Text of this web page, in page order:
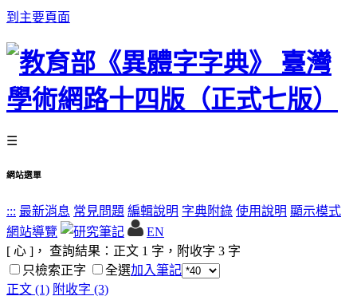
到主要頁面
☰
網站選單
::: 最新消息 常見問題 編輯說明 字典附錄 使用說明 顯示模式
網站導覽
EN
[ 心 ]， 查詢結果：正文 1 字，附收字 3 字
只檢索正字
全選加入筆記
正文 (1) 附收字 (3)